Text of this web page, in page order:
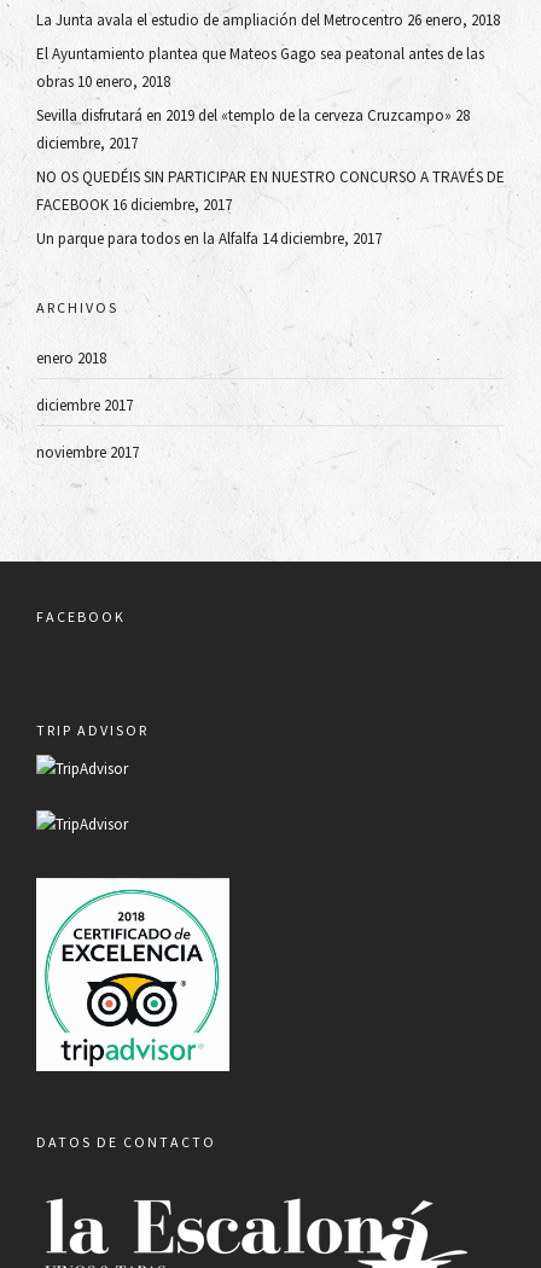
La Junta avala el estudio de ampliación del Metrocentro 26 enero, 2018
El Ayuntamiento plantea que Mateos Gago sea peatonal antes de las
obras 10 enero, 2018
Sevilla disfrutará en 2019 del «templo de la cerveza Cruzcampo» 28
diciembre, 2017
NO OS QUEDÉIS SIN PARTICIPAR EN NUESTRO CONCURSO A TRAVÉS DE
FACEBOOK 16 diciembre, 2017
Un parque para todos en la Alfalfa 14 diciembre, 2017
ARCHIVOS
enero 2018
diciembre 2017
noviembre 2017
FACEBOOK
TRIP ADVISOR
DATOS DE CONTACTO